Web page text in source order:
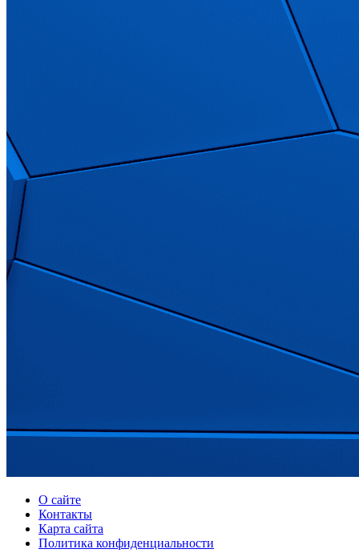
О сайте
Контакты
Карта сайта
Политика конфиденциальности